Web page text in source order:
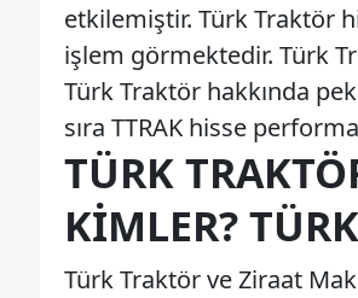
etkilemiştir. Türk Traktör
işlem görmektedir. Türk
Türk Traktör hakkında
sıra TTRAK hisse
TÜRK
KIMLER?
Türk Traktör ve Ziraat